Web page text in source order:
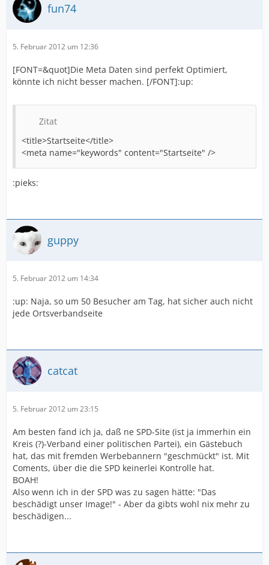
fun74
5. Februar 2012 um 12:36
[FONT=&quot]Die Meta Daten sind perfekt Optimiert,
könnte ich nicht besser machen. [/FONT]:up:
Zitat
<title>Startseite</title>
<meta name="keywords" content="Startseite" />
:pieks:
guppy
5. Februar 2012 um 14:34
:up: Naja, so um 50 Besucher am Tag, hat sicher auch nicht
jede Ortsverbandseite
catcat
5. Februar 2012 um 23:15
Am besten fand ich ja, daß ne SPD-Site (ist ja immerhin ein
Kreis (?)-Verband einer politischen Partei), ein Gästebuch
hat, das mit fremden Werbebannern "geschmückt" ist. Mit
Coments, über die die SPD keinerlei Kontrolle hat.
BOAH!
Also wenn ich in der SPD was zu sagen hätte: "Das
beschädigt unser Image!" - Aber da gibts wohl nix mehr zu
beschädigen...